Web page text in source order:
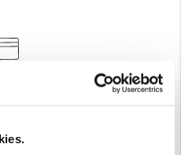
qu’il reste
qui n’ont